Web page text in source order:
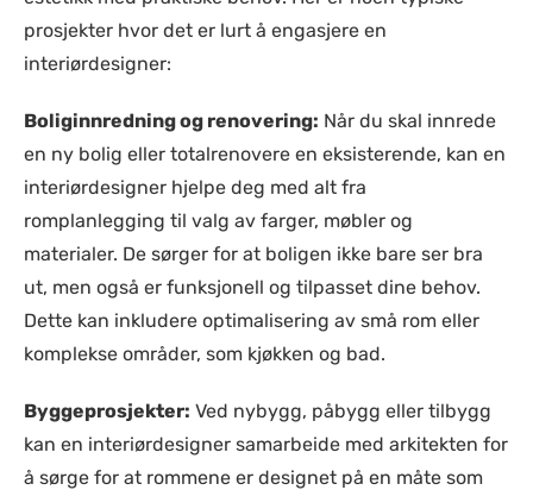
prosjekter hvor det er lurt å engasjere en
interiørdesigner:
Boliginnredning og renovering: Når du skal innrede
en ny bolig eller totalrenovere en eksisterende, kan en
interiørdesigner hjelpe deg med alt fra
romplanlegging til valg av farger, møbler og
materialer. De sørger for at boligen ikke bare ser bra
ut, men også er funksjonell og tilpasset dine behov.
Dette kan inkludere optimalisering av små rom eller
komplekse områder, som kjøkken og bad.
Byggeprosjekter: Ved nybygg, påbygg eller tilbygg
kan en interiørdesigner samarbeide med arkitekten for
å sørge for at rommene er designet på en måte som